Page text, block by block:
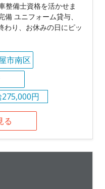
整備士資格を活かせま
ユニフォーム貸与、
わり、お休みの日にピッ
市南区
275,000円
る